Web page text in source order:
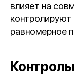
влияет на
контролируют
равномерное